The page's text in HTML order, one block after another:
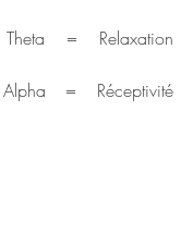
= Relaxation
= Réceptivité